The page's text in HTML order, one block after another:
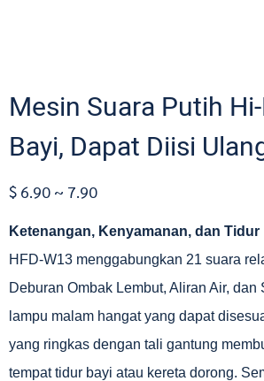
Mesin Suara Putih
Bayi, Dapat Diisi
$ 6.90 ~ 7.90
Ketenangan, Kenyamanan, dan Tidur
HFD-W13 menggabungkan 21 suara
Deburan Ombak Lembut, Aliran Air, dan
lampu malam hangat yang dapat
yang ringkas dengan tali gantung
tempat tidur bayi atau kereta dorong.